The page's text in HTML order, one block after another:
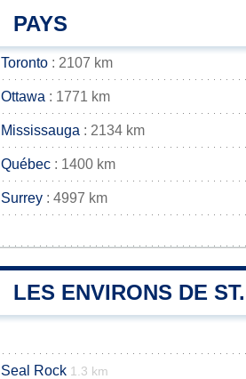
PAYS
Toronto : 2107 km
Ottawa : 1771 km
Mississauga : 2134 km
Québec : 1400 km
Surrey : 4997 km
LES ENVIRONS DE
Seal Rock 1.3 km